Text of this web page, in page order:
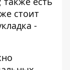
стоит
-